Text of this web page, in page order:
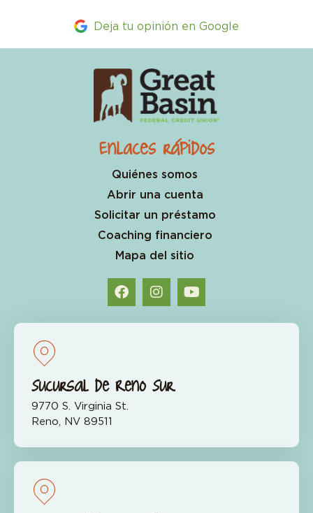
Deja tu opinión en Google
Enlaces rápidos
Quiénes somos
Abrir una cuenta
Solicitar un préstamo
Coaching financiero
Mapa del sitio
Sucursal de Reno Sur
9770 S. Virginia St.
Reno, NV 89511